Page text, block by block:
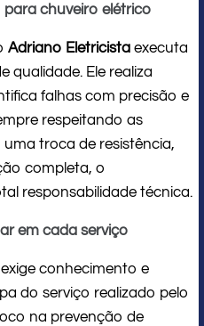
chuveiro elétrico
Adriano Eletricista executa
qualidade. Ele realiza
falhas com precisão e
respeitando as
troca de resistência,
completa, o
responsabilidade técnica.
em cada serviço
conhecimento e
do serviço realizado pelo
na prevenção de